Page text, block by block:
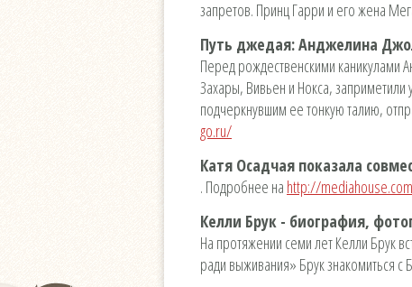
запретов. Принц Гарри и его жена
Путь джедая: Анджелина
Перед рождественскими каникулами
Захары, Вивьен и Нокса, заприметили
подчеркнувшим ее тонкую талию,
go.ru/
Катя Осадчая показала
. Подробнее на http://
Келли Брук - биография,
На протяжении семи лет Келли Брук
ради выживания» Брук знакомиться